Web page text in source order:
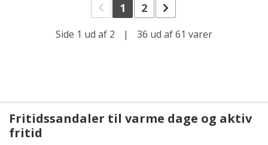
1 2
Side 1 ud af 2 | 36 ud af 61 varer
Fritidssandaler til varme dage og aktiv
fritid